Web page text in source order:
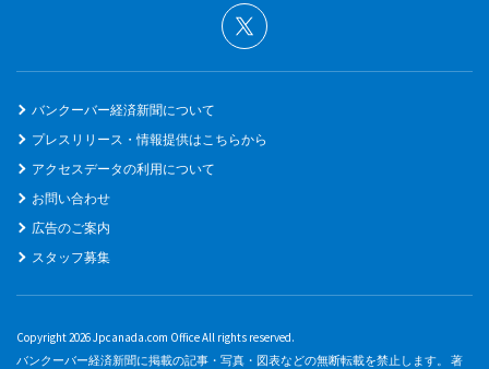
バンクーバー経済新聞について
プレスリリース・情報提供はこちらから
アクセスデータの利用について
お問い合わせ
広告のご案内
スタッフ募集
Copyright 2026 Jpcanada.com Office All rights reserved.
バンクーバー経済新聞に掲載の記事・写真・図表などの無断転載を禁止します。 著